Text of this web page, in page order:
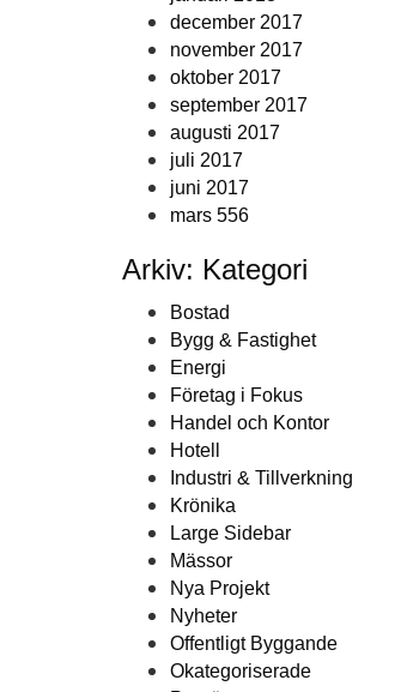
december 2017
november 2017
oktober 2017
september 2017
augusti 2017
juli 2017
juni 2017
mars 556
Arkiv: Kategori
Bostad
Bygg & Fastighet
Energi
Företag i Fokus
Handel och Kontor
Hotell
Industri & Tillverkning
Krönika
Large Sidebar
Mässor
Nya Projekt
Nyheter
Offentligt Byggande
Okategoriserade